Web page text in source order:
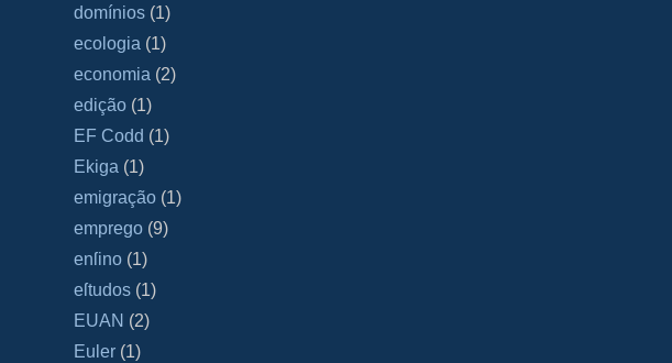
domínios (1)
ecologia (1)
economia (2)
edição (1)
EF Codd (1)
Ekiga (1)
emigração (1)
emprego (9)
enſino (1)
eſtudos (1)
EUAN (2)
Euler (1)